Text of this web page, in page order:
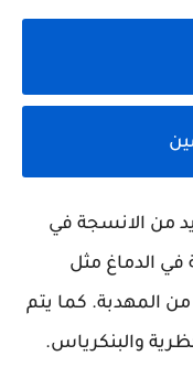
من الانسجة في
الدماغ مثل
من المهدبة. كما يتم
والبنكرياس.